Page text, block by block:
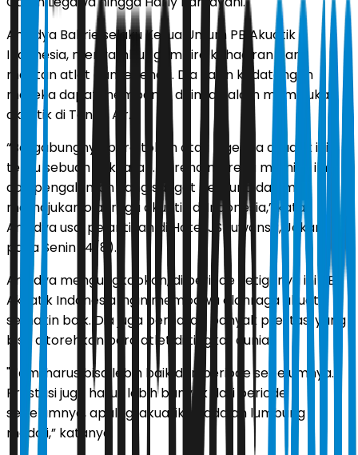
Anindya Bakrie selaku Ketua Umum PB Akuatik
Indonesia, menyambut gembira kehadiran para
mantan atlet dan legenda. Dia yakin kedatangan
mereka dapat membantu dirinya dalam memajukan
akuatik di Tanah Air.
“Bergabungnya para tokoh atau legenda akuatik ini
tentu sebuah kekuatan. Karena mereka memiliki ilmu
dan pengalaman yang sangat berguna dalam
memajukan olahraga akuatik di Indonesia,” kata
Anindya usai pelantikan di Hotel JS Luwansa, Jakarta
pada Senin (4/8).
Anindya mengungkapkan, di periode ketiganya ini PB
Akuatik Indonesia ingin membawa olahraga akuatik
semakin baik. Dia juga berharap banyak prestasi yang
bisa ditorehkan para atlet di tingkat dunia.
"Kami harus bisa lebih baik dari periode sebelumnya.
Prestasi juga harus lebih banyak dari periode
sebelumnya, apalagi akuatik ini adalah lumbung
medali,” katanya.